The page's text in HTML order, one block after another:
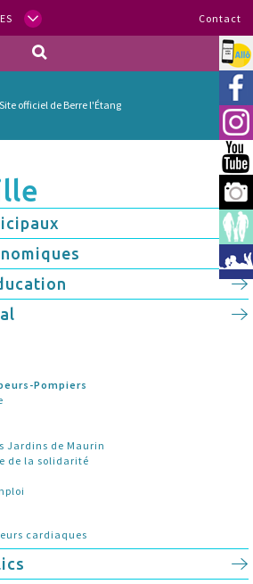
Contact
Site officiel de Berre l'Étang
Allo
Pompiers
Jardins de Maurin
de la solidarité
cardiaques